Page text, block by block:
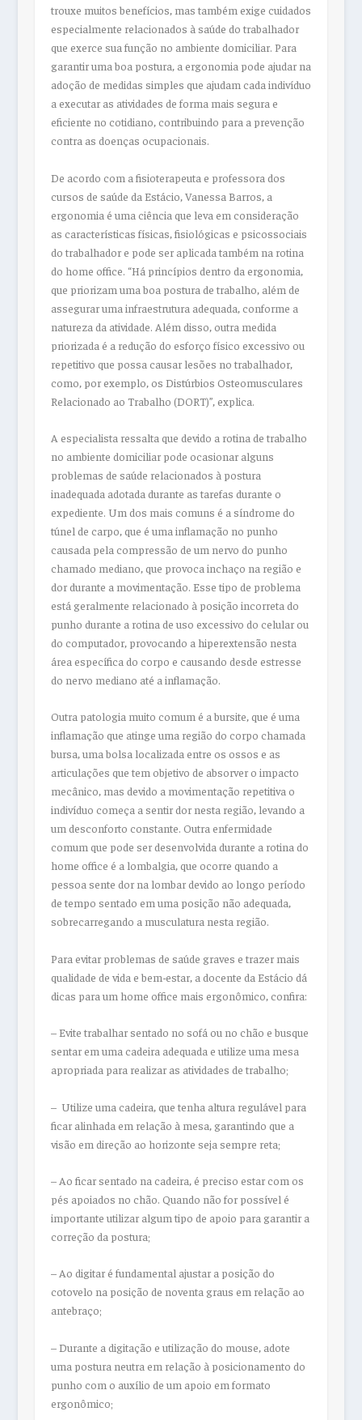
trouxe muitos benefícios, mas também exige cuidados
especialmente relacionados à saúde do trabalhador
que exerce sua função no ambiente domiciliar. Para
garantir uma boa postura, a ergonomia pode ajudar na
adoção de medidas simples que ajudam cada indivíduo
a executar as atividades de forma mais segura e
eficiente no cotidiano, contribuindo para a prevenção
contra as doenças ocupacionais.
De acordo com a fisioterapeuta e professora dos
cursos de saúde da Estácio, Vanessa Barros, a
ergonomia é uma ciência que leva em consideração
as características físicas, fisiológicas e psicossociais
do trabalhador e pode ser aplicada também na rotina
do home office. “Há princípios dentro da ergonomia,
que priorizam uma boa postura de trabalho, além de
assegurar uma infraestrutura adequada, conforme a
natureza da atividade. Além disso, outra medida
priorizada é a redução do esforço físico excessivo ou
repetitivo que possa causar lesões no trabalhador,
como, por exemplo, os Distúrbios Osteomusculares
Relacionado ao Trabalho (DORT)”, explica.
A especialista ressalta que devido a rotina de trabalho
no ambiente domiciliar pode ocasionar alguns
problemas de saúde relacionados à postura
inadequada adotada durante as tarefas durante o
expediente. Um dos mais comuns é a síndrome do
túnel de carpo, que é uma inflamação no punho
causada pela compressão de um nervo do punho
chamado mediano, que provoca inchaço na região e
dor durante a movimentação. Esse tipo de problema
está geralmente relacionado à posição incorreta do
punho durante a rotina de uso excessivo do celular ou
do computador, provocando a hiperextensão nesta
área específica do corpo e causando desde estresse
do nervo mediano até a inflamação.
Outra patologia muito comum é a bursite, que é uma
inflamação que atinge uma região do corpo chamada
bursa, uma bolsa localizada entre os ossos e as
articulações que tem objetivo de absorver o impacto
mecânico, mas devido a movimentação repetitiva o
indivíduo começa a sentir dor nesta região, levando a
um desconforto constante. Outra enfermidade
comum que pode ser desenvolvida durante a rotina do
home office é a lombalgia, que ocorre quando a
pessoa sente dor na lombar devido ao longo período
de tempo sentado em uma posição não adequada,
sobrecarregando a musculatura nesta região.
Para evitar problemas de saúde graves e trazer mais
qualidade de vida e bem-estar, a docente da Estácio dá
dicas para um home office mais ergonômico, confira:
– Evite trabalhar sentado no sofá ou no chão e busque
sentar em uma cadeira adequada e utilize uma mesa
apropriada para realizar as atividades de trabalho;
– Utilize uma cadeira, que tenha altura regulável para
ficar alinhada em relação à mesa, garantindo que a
visão em direção ao horizonte seja sempre reta;
– Ao ficar sentado na cadeira, é preciso estar com os
pés apoiados no chão. Quando não for possível é
importante utilizar algum tipo de apoio para garantir a
correção da postura;
– Ao digitar é fundamental ajustar a posição do
cotovelo na posição de noventa graus em relação ao
antebraço;
– Durante a digitação e utilização do mouse, adote
uma postura neutra em relação à posicionamento do
punho com o auxílio de um apoio em formato
ergonômico;